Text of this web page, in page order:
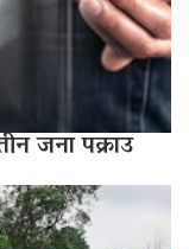
जना पक्राउ